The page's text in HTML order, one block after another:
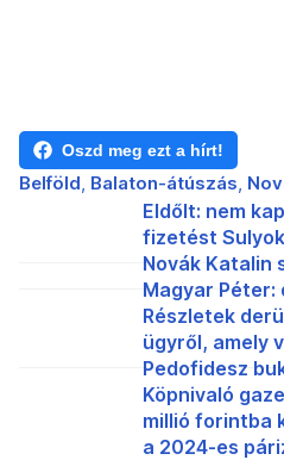
Oszd meg ezt a hírt!
Belföld Balaton-átúszás
Eldőlt: nem
fizetést
Novák Katalin
Magyar Péter:
Részletek
ügyről, amely
Pedofidesz
Köpnivaló
millió forintba
a 2024-es